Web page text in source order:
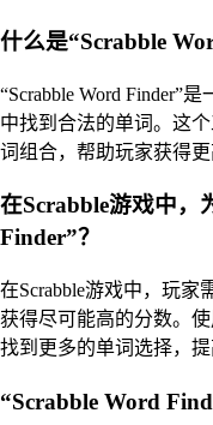
什么是“Scrabble
“Scrabble Word Finder”
中找到合法的单词。这
词组合，帮助玩家获得更
在Scrabble游戏中，
Finder”？
在Scrabble游戏中，玩
获得尽可能高的分数。使
找到更多的单词选择，
“Scrabble Word